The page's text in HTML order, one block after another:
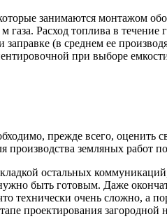
занимаются монтажом
газа. Расход топлива в
(в среднем ее
при выборе емкости
прежде всего, оценить
производства земляных
остальных
быть готовым. Даже
технически очень сложно, а
проектирования